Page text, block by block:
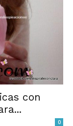
con
0